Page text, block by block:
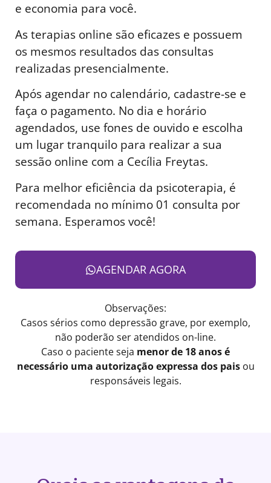
e economia para você.
As terapias online são eficazes e possuem
os mesmos resultados das consultas
realizadas presencialmente.
Após agendar no calendário, cadastre-se e
faça o pagamento. No dia e horário
agendados, use fones de ouvido e escolha
um lugar tranquilo para realizar a sua
sessão online com a Cecília Freytas.
Para melhor eficiência da psicoterapia, é
recomendada no mínimo 01 consulta por
semana. Esperamos você!
AGENDAR AGORA
Observações:
Casos sérios como depressão grave, por exemplo,
não poderão ser atendidos on-line.
Caso o paciente seja menor de 18 anos é
necessário uma autorização expressa dos paisou
responsáveis legais.